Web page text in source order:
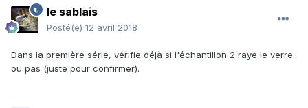
le sablais
Posté(e) 12 avril 2018
Dans la première série, vérifie déjà si l'échantillon 2 raye le verre
ou pas (juste pour confirmer).